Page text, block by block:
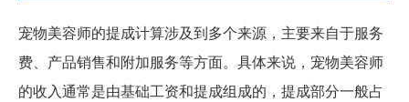
宠物美容师的提成计算涉及到多个来源，主要来自于服务
费、产品销售和附加服务等方面。具体来说，宠物美容师
的收入通常是由基础工资和提成组成的，提成部分一般占